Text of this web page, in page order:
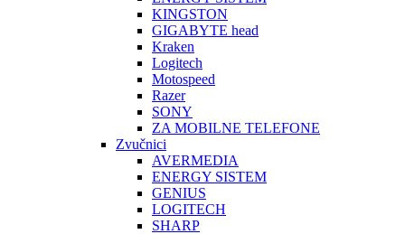
KINGSTON
GIGABYTE head
Kraken
Logitech
Motospeed
Razer
SONY
ZA MOBILNE TELEFONE
Zvučnici
AVERMEDIA
ENERGY SISTEM
GENIUS
LOGITECH
SHARP